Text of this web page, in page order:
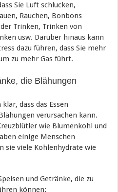
Sie Luft schlucken,
Rauchen, Bonbons
Trinken, Trinken von
usw. Darüber hinaus kann
dazu führen, dass Sie mehr
zu mehr Gas führt.
die Blähungen
dass das Essen
verursachen kann.
wie Blumenkohl und
einige Menschen
sie viele Kohlenhydrate wie
und Getränke, die zu
können: